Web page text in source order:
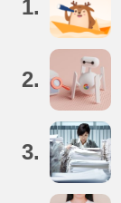
1.
2.
3.